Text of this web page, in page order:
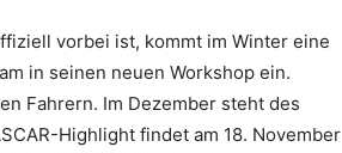
vorbei ist, kommt im Winter eine
in seinen neuen Workshop ein.
Fahrern. Im Dezember steht des
Highlight findet am 18. November